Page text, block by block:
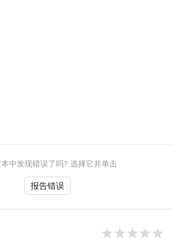
中发现错误了吗? 选择它并单击
报告错误